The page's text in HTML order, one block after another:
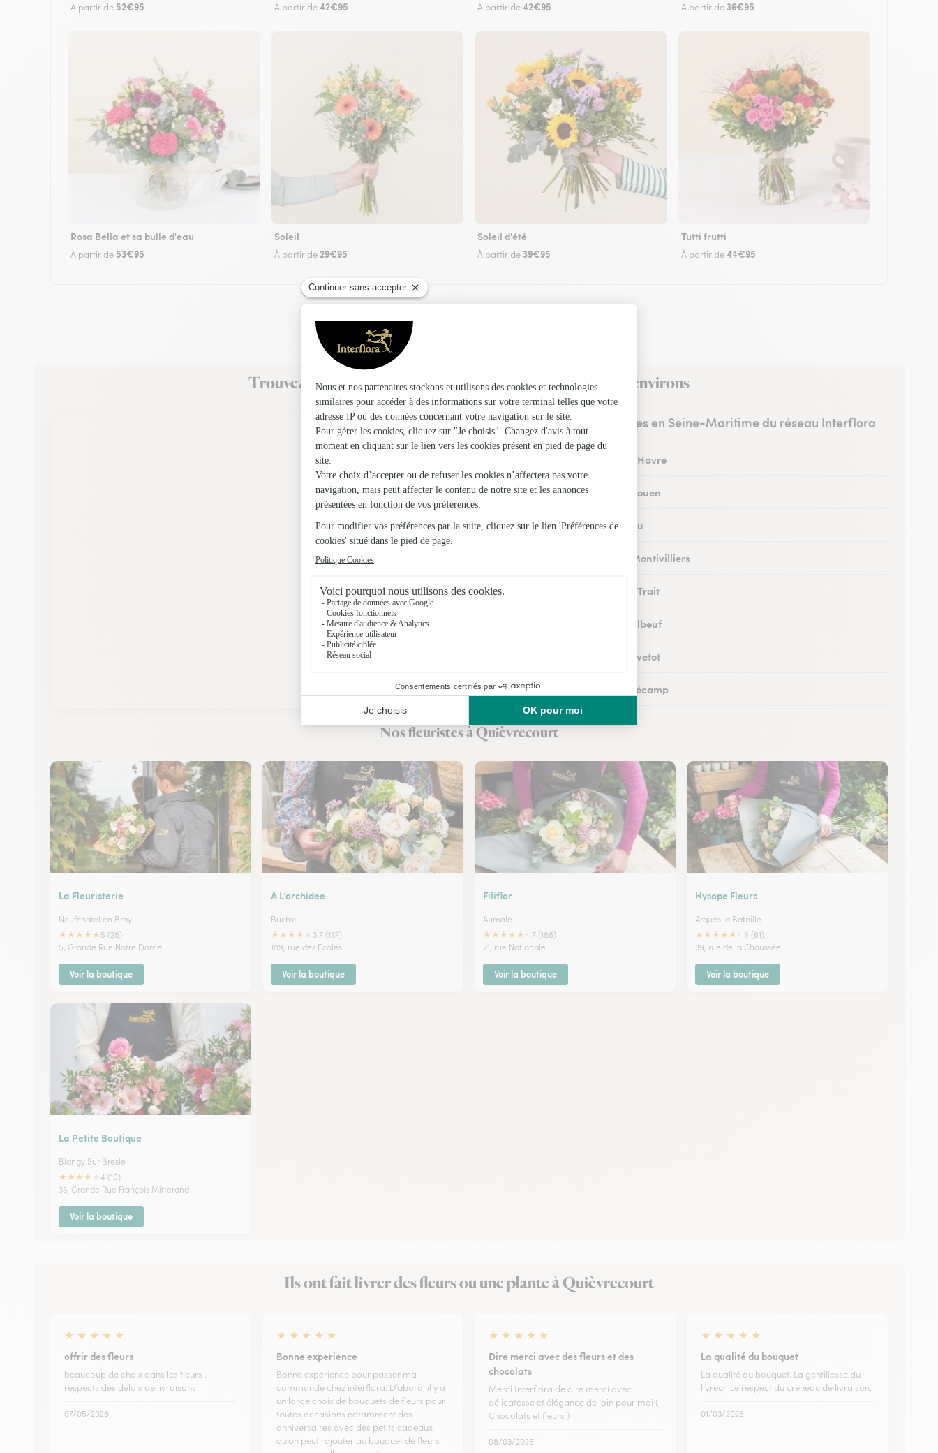
À partir de 52€95 À partir de42€95 À partir de42€95 À partir de 36€95
Rosa Bella et sa bulle d'eau
À partir de 53€95
Soleil
À partir de 29€95
Soleil d'été
À partir de 39€95
Tutti frutti
À partir de44€95
Trouvez un fleuriste Interflora à Quièvrecourt et dans ses environs
Les fleuristes en Seine-Maritime du réseau Interflora
Fleuristes au Havre
Fleuristes à Rouen
Fleuristes à Eu
Fleuristes à Montivilliers
Fleuristes au Trait
Fleuristes à Elbeuf
Fleuristes à Yvetot
Fleuristes à Fécamp
Fleuristes à Buchy
Nos fleuristes à Quièvrecourt
La Fleuristerie
Neufchatel en Bray
★★★★★ 5 (28)
5, Grande Rue Notre Dame
Voir la boutique
A L’orchidee
Buchy
★★★★
3.7 (137)
189, rue des Ecoles
Voir la boutique
Filiflor
Aumale
★★★★★4.7 (188)
21, rue Nationale
Voir la boutique
Hysope Fleurs
Arques la Bataille
★★★★★4.5 (61)
39, rue de la Chaussée
Voir la boutique
La Petite Boutique
Blangy Sur Bresle
★★★★
4 (10)
33, Grande Rue François Mitterand
Voir la boutique
Ils ont fait livrer des fleurs ou une plante à Quièvrecourt
★ ★ ★ ★ ★
offrir des fleurs
beaucoup de choix dans les fleurs .
respects des délais de livraisons
07/05/2026
★ ★ ★ ★ ★
Bonne experience
Bonne expérience pour passer ma
commande chez interflora. D’abord, il y a
un large choix de bouquets de fleurs pour
toutes occasions notamment des
anniversaires avec des petits cadeaux
qu’on peut rajouter au bouquet de fleurs
★ ★ ★ ★ ★
Dire merci avec des fleurs et des
chocolats
Merci Interflora de dire merci avec
délicatesse et élégance de loin pour moi (
Chocolats et fleurs )
08/03/2026
★ ★ ★ ★ ★
La qualité du bouquet
La qualité du bouquet. La gentillesse du
livreur. Le respect du créneau de livraison.
01/03/2026